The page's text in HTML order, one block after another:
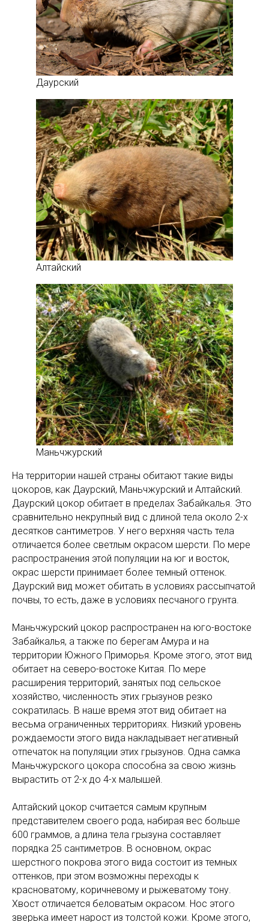
Даурский
Алтайский
Маньчжурский
На территории нашей страны обитают такие виды
цокоров, как Даурский, Маньчжурский и Алтайский.
Даурский цокор обитает в пределах Забайкалья. Это
сравнительно некрупный вид с длиной тела около 2-х
десятков сантиметров. У него верхняя часть тела
отличается более светлым окрасом шерсти. По мере
распространения этой популяции на юг и восток,
окрас шерсти принимает более темный оттенок.
Даурский вид может обитать в условиях рассыпчатой
почвы, то есть, даже в условиях песчаного грунта.
Маньчжурский цокор распространен на юго-востоке
Забайкалья, а также по берегам Амура и на
территории Южного Приморья. Кроме этого, этот вид
обитает на северо-востоке Китая. По мере
расширения территорий, занятых под сельское
хозяйство, численность этих грызунов резко
сократилась. В наше время этот вид обитает на
весьма ограниченных территориях. Низкий уровень
рождаемости этого вида накладывает негативный
отпечаток на популяции этих грызунов. Одна самка
Маньчжурского цокора способна за свою жизнь
вырастить от 2-х до 4-х малышей.
Алтайский цокор считается самым крупным
представителем своего рода, набирая вес больше
600 граммов, а длина тела грызуна составляет
порядка 25 сантиметров. В основном, окрас
шерстного покрова этого вида состоит из темных
оттенков, при этом возможны переходы к
красноватому, коричневому и рыжеватому тону.
Хвост отличается беловатым окрасом. Нос этого
зверька имеет нарост из толстой кожи. Кроме этого,